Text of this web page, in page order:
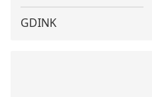
GDINK